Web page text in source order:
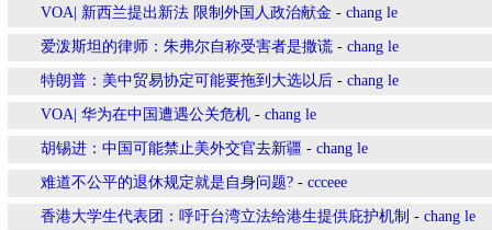
VOA| 新西兰提出新法 限制外国人政治献金 - chang le
爱泼斯坦的律师：朱弗尔自称受害者是撒谎 - chang le
特朗普：美中贸易协定可能要拖到大选以后 - chang le
VOA| 华为在中国遭遇公关危机 - chang le
胡锡进：中国可能禁止美外交官去新疆 - chang le
难道不公平的退休规定就是自身问题? - ccceee
香港大学生代表团：呼吁台湾立法给港生提供庇护机制 - chang le